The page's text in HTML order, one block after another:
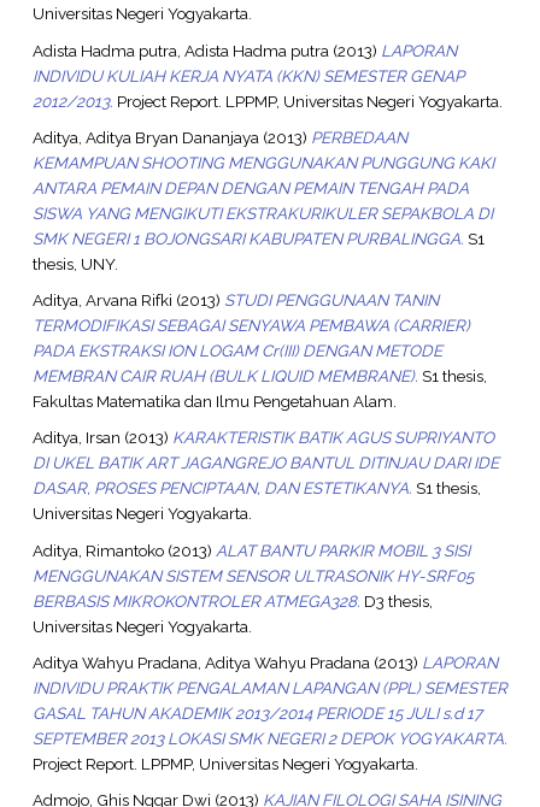
Universitas Negeri Yogyakarta.
Adista Hadma putra, Adista Hadma putra (2013) LAPORAN
INDIVIDU KULIAH KERJA NYATA (KKN) SEMESTER GENAP
2012/2013. Project Report. LPPMP, Universitas Negeri Yogyakarta.
Aditya, Aditya Bryan Dananjaya (2013) PERBEDAAN
KEMAMPUAN SHOOTING MENGGUNAKAN PUNGGUNG KAKI
ANTARA PEMAIN DEPAN DENGAN PEMAIN TENGAH PADA
SISWA YANG MENGIKUTI EKSTRAKURIKULER SEPAKBOLA DI
SMK NEGERI 1 BOJONGSARI KABUPATEN PURBALINGGA. S1
thesis, UNY.
Aditya, Arvana Rifki (2013) STUDI PENGGUNAAN TANIN
TERMODIFIKASI SEBAGAI SENYAWA PEMBAWA (CARRIER)
PADA EKSTRAKSI ION LOGAM Cr(III) DENGAN METODE
MEMBRAN CAIR RUAH (BULK LIQUID MEMBRANE). S1 thesis,
Fakultas Matematika dan Ilmu Pengetahuan Alam.
Aditya, Irsan (2013) KARAKTERISTIK BATIK AGUS SUPRIYANTO
DI UKEL BATIK ART JAGANGREJO BANTUL DITINJAU DARI IDE
DASAR, PROSES PENCIPTAAN, DAN ESTETIKANYA. S1 thesis,
Universitas Negeri Yogyakarta.
Aditya, Rimantoko(2013) ALAT BANTU PARKIR MOBIL 3 SISI
MENGGUNAKAN SISTEM SENSOR ULTRASONIK HY-SRF05
BERBASIS MIKROKONTROLER ATMEGA328. D3 thesis,
Universitas Negeri Yogyakarta.
Aditya Wahyu Pradana, Aditya Wahyu Pradana (2013) LAPORAN
INDIVIDU PRAKTIK PENGALAMAN LAPANGAN (PPL) SEMESTER
GASAL TAHUN AKADEMIK 2013/2014 PERIODE 15 JULI s.d 17
SEPTEMBER 2013 LOKASI SMK NEGERI 2 DEPOK YOGYAKARTA.
Project Report. LPPMP, Universitas Negeri Yogyakarta.
Admojo, Ghis Nggar Dwi (2013) KAJIAN FILOLOGI SAHA ISINING